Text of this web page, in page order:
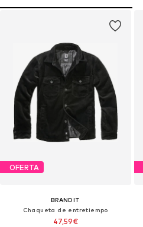
OFERTA
BRANDIT
Chaqueta de entretiempo
47,59€